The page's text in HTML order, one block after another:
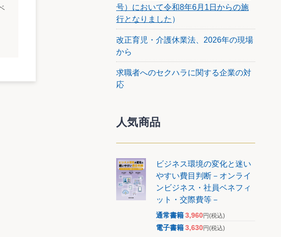
号）において令和8年6月1日からの施
行となりました ）
改正育児・介護休業法、2026年の現場
から
求職者へのセクハラに関する企業の対
応
人気商品
ビジネス環境の変化と迷い
やすい費目判断－オンライ
ンビジネス・社員ベネフィ
ット・交際費等－
通常書籍3,960円(税込)
電子書籍3,630円(税込)